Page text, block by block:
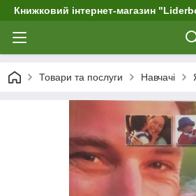
Книжковий інтернет-магазин
Товари та послуги Навчачі